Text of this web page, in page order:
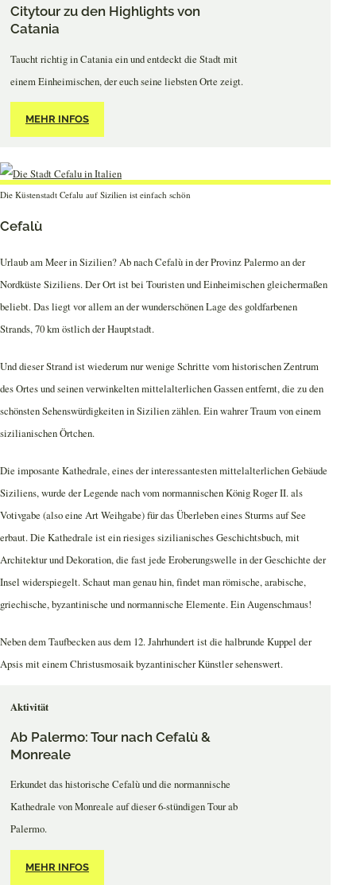
Citytour zu den Highlights von
Catania
Taucht richtig in Catania ein und entdeckt die Stadt mit
einem Einheimischen, der euch seine liebsten Orte zeigt.
MEHR INFOS
Die Küstenstadt Cefalu auf Sizilien ist einfach schön
Cefalù
Urlaub am Meer in Sizilien? Ab nach Cefalù in der Provinz Palermo an der
Nordküste Siziliens. Der Ort ist bei Touristen und Einheimischen gleichermaßen
beliebt. Das liegt vor allem an der wunderschönen Lage des goldfarbenen
Strands, 70 km östlich der Hauptstadt.
Und dieser Strand ist wiederum nur wenige Schritte vom historischen Zentrum
des Ortes und seinen verwinkelten mittelalterlichen Gassen entfernt, die zu den
schönsten Sehenswürdigkeiten in Sizilien zählen. Ein wahrer Traum von einem
sizilianischen Örtchen.
Die imposante Kathedrale, eines der interessantesten mittelalterlichen Gebäude
Siziliens, wurde der Legende nach vom normannischen König Roger II. als
Votivgabe (also eine Art Weihgabe) für das Überleben eines Sturms auf See
erbaut. Die Kathedrale ist ein riesiges sizilianisches Geschichtsbuch, mit
Architektur und Dekoration, die fast jede Eroberungswelle in der Geschichte der
Insel widerspiegelt. Schaut man genau hin, findet man römische, arabische,
griechische, byzantinische und normannische Elemente. Ein Augenschmaus!
Neben dem Taufbecken aus dem 12. Jahrhundert ist die halbrunde Kuppel der
Apsis mit einem Christusmosaik byzantinischer Künstler sehenswert.
Aktivität
Ab Palermo: Tour nach Cefalù &
Monreale
Erkundet das historische Cefalù und die normannische
Kathedrale von Monreale auf dieser 6-stündigen Tour ab
Palermo.
MEHR INFOS